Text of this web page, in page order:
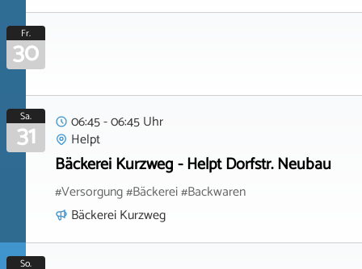
Fr.
30
Sa.
31
06:45 - 06:45 Uhr
Helpt
Bäckerei Kurzweg - Helpt Dorfstr. Neubau
#Versorgung #Bäckerei #Backwaren
Bäckerei Kurzweg
So.